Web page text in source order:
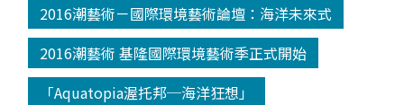
2016潮藝術－國際環境藝術論壇：海洋未來式
2016潮藝術 基隆國際環境藝術季正式開始
「Aquatopia渥托邦─海洋狂想」